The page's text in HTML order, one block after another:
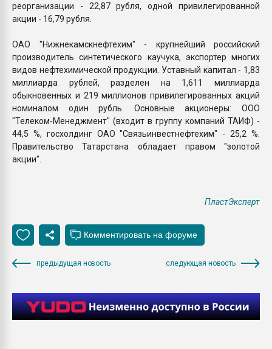
реорганизации - 22,87 рубля, одной привилегированной
акции - 16,79 рубля.
ОАО "Нижнекамскнефтехим" - крупнейший российский
производитель синтетического каучука, экспортер многих
видов нефтехимической продукции. Уставный капитал - 1,83
миллиарда рублей, разделен на 1,611 миллиарда
обыкновенных и 219 миллионов привилегированных акций
номиналом один рубль. Основные акционеры: ООО
"Телеком-Менеджмент" (входит в группу компаний ТАИФ) -
44,5 %, госхолдинг ОАО "Связьинвестнефтехим" - 25,2 %.
Правительство Татарстана обладает правом "золотой
акции".
ПластЭксперт
предыдущая новость следующая новость